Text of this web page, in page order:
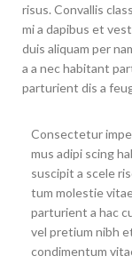
risus. Convallis
mi a dapibus et
duis aliquam per
a a nec habitant
parturient dis a
Consectetur
mus adipi scing
suscipit a scele
tum molestie
parturient a hac
vel pretium nibh
condimentum